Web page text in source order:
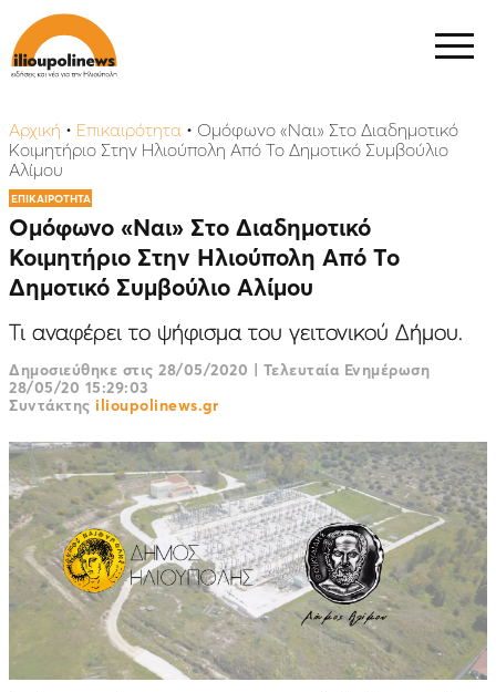
Αρχική • Επικαιρότητα • Ομόφωνο «Ναι» Στο Διαδημοτικό
Κοιμητήριο Στην Ηλιούπολη Από Το Δημοτικό Συμβούλιο
Αλίμου
ΕΠΙΚΑΙΡΟΤΗΤΑ
Ομόφωνο «Ναι» Στο Διαδημοτικό
Κοιμητήριο Στην Ηλιούπολη Από Το
Δημοτικό Συμβούλιο Αλίμου
Τι αναφέρει το ψήφισμα του γειτονικού Δήμου.
Δημοσιεύθηκε στις 28/05/2020 | Τελευταία Ενημέρωση
28/05/20 15:29:03
Συντάκτης ilioupolinews.gr